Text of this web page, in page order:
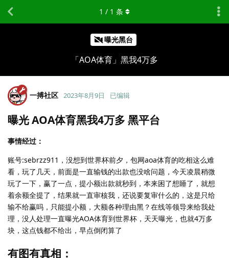
曝光黑台
「AOA体育」黑我4万多
1 / 1 条
一搏社区 2023年8月9日 已编辑
曝光 AOA体育黑我4万多 黑平台
事情经过：
账号:sebrzz911，没想到世界杯前夕，包网aoa体育的吃相这么难
看，玩了几天，前面是一直输钱的出款也没啥问题，今天凌晨稍微
玩了一下，赢了一点，提小额出款就秒到，本来困了想睡了，就想
着余额全提了，结果就一直审核我，还说要复审什么的，这是只给
输不给赢吗，只能提小额，大额各种理由黑？在线等领导来给我处
理，没人处理一直曝光AOA体育到世界杯，天天曝光，也就4万多
块，这点钱都不给出，早点倒闭算了
有图有真相：